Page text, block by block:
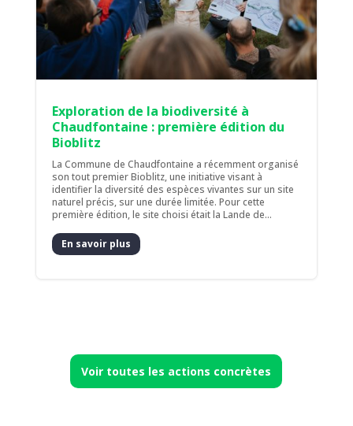
Exploration de la biodiversité à
Chaudfontaine : première édition du
Bioblitz
La Commune de Chaudfontaine a récemment organisé
son tout premier Bioblitz, une initiative visant à
identifier la diversité des espèces vivantes sur un site
naturel précis, sur une durée limitée. Pour cette
première édition, le site choisi était la Lande de...
En savoir plus
Voir toutes les actions concrètes